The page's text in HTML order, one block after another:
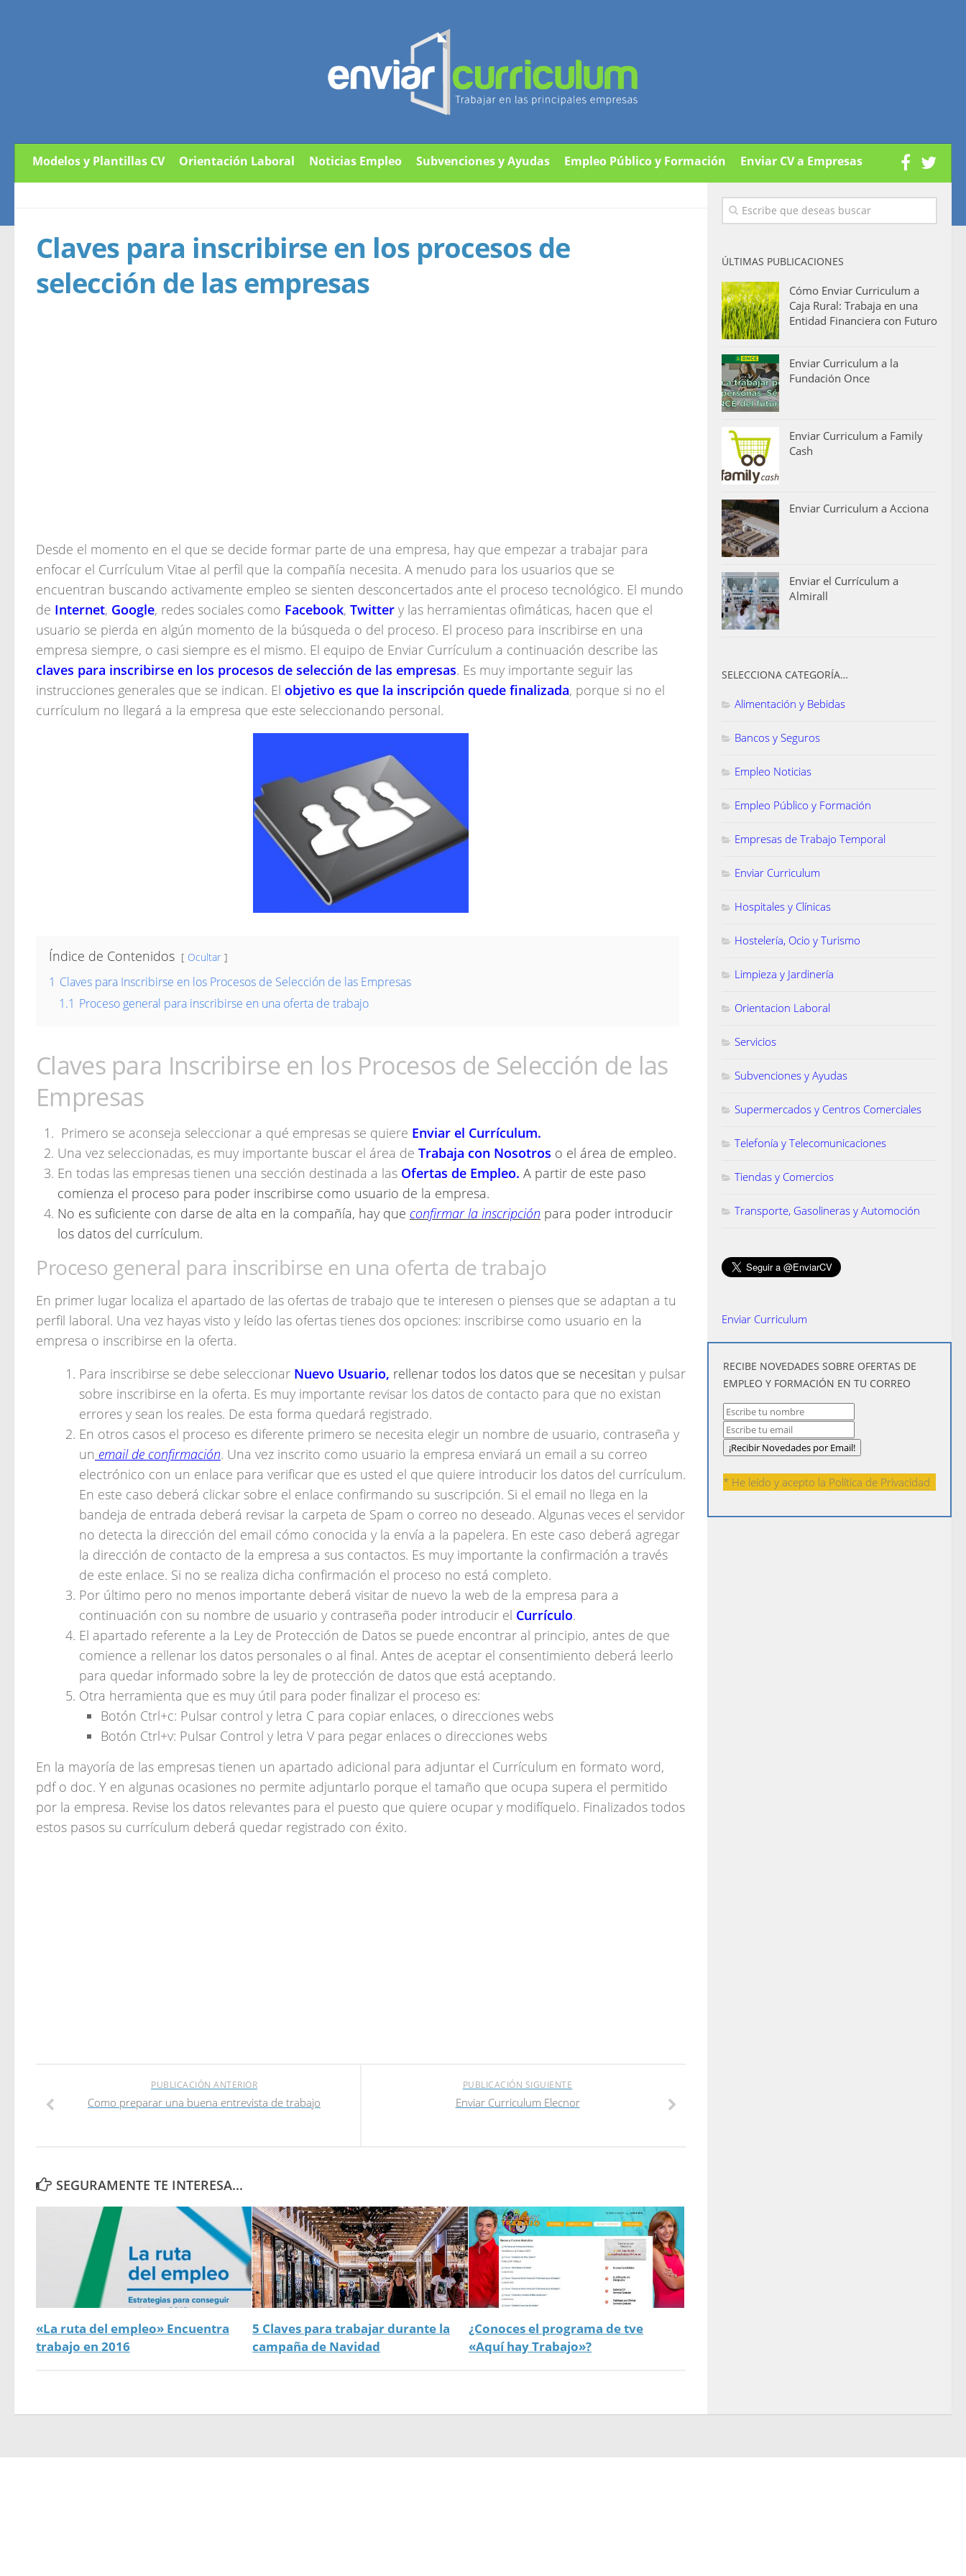
Modelos y Plantillas CV Orientación Laboral Noticias Empleo Subvenciones y Ayudas Empleo Público y Formación Enviar CV a Empresas
Claves para inscribirse en los procesos de
selección de las empresas
Desde el momento en el que se decide formar parte de una empresa, hay que empezar a trabajar para
enfocar el Currículum Vitae al perfil que la compañía necesita. A menudo para los usuarios que se
encuentran buscando activamente empleo se sienten desconcertados ante el proceso tecnológico. El mundo
de Internet, Google, redes sociales como Facebook, Twitter y las herramientas ofimáticas, hacen que el
usuario se pierda en algún momento de la búsqueda o del proceso. El proceso para inscribirse en una
empresa siempre, o casi siempre es el mismo. El equipo de Enviar Currículum a continuación describe las
claves para inscribirse en los procesos de selección de las empresas. Es muy importante seguir las
instrucciones generales que se indican. El objetivo es que la inscripción quede finalizada, porque si no el
currículum no llegará a la empresa que este seleccionando personal.
Índice de Contenidos Ocultar
1 Claves para Inscribirse en los Procesos de Selección de las Empresas
1.1 Proceso general para inscribirse en una oferta de trabajo
Claves para Inscribirse en los Procesos de Selección de las
Empresas
Primero se aconseja seleccionar a qué empresas se quiere Enviar el Currículum.
Una vez seleccionadas, es muy importante buscar el área de Trabaja con Nosotros o el área de empleo.
En todas las empresas tienen una sección destinada a las Ofertas de Empleo. A partir de este paso
comienza el proceso para poder inscribirse como usuario de la empresa.
No es suficiente con darse de alta en la compañía, hay que confirmar la inscripción para poder introducir
los datos del currículum.
Proceso general para inscribirse en una oferta de trabajo
En primer lugar localiza el apartado de las ofertas de trabajo que te interesen o pienses que se adaptan a tu
perfil laboral. Una vez hayas visto y leído las ofertas tienes dos opciones: inscribirse como usuario en la
empresa o inscribirse en la oferta.
Para inscribirse se debe seleccionar Nuevo Usuario, rellenar todos los datos que se necesitan y pulsar
sobre inscribirse en la oferta. Es muy importante revisar los datos de contacto para que no existan
errores y sean los reales. De esta forma quedará registrado.
En otros casos el proceso es diferente primero se necesita elegir un nombre de usuario, contraseña y
un email de confirmación. Una vez inscrito como usuario la empresa enviará un email a su correo
electrónico con un enlace para verificar que es usted el que quiere introducir los datos del currículum.
En este caso deberá clickar sobre el enlace confirmando su suscripción. Si el email no llega en la
bandeja de entrada deberá revisar la carpeta de Spam o correo no deseado. Algunas veces el servidor
no detecta la dirección del email cómo conocida y la envía a la papelera. En este caso deberá agregar
la dirección de contacto de la empresa a sus contactos. Es muy importante la confirmación a través
de este enlace. Si no se realiza dicha confirmación el proceso no está completo.
Por último pero no menos importante deberá visitar de nuevo la web de la empresa para a
continuación con su nombre de usuario y contraseña poder introducir el Currículo.
El apartado referente a la Ley de Protección de Datos se puede encontrar al principio, antes de que
comience a rellenar los datos personales o al final. Antes de aceptar el consentimiento deberá leerlo
para quedar informado sobre la ley de protección de datos que está aceptando.
Otra herramienta que es muy útil para poder finalizar el proceso es:
Botón Ctrl+c: Pulsar control y letra C para copiar enlaces, o direcciones webs
Botón Ctrl+v: Pulsar Control y letra V para pegar enlaces o direcciones webs
En la mayoría de las empresas tienen un apartado adicional para adjuntar el Currículum en formato word,
pdf o doc. Y en algunas ocasiones no permite adjuntarlo porque el tamaño que ocupa supera el permitido
por la empresa. Revise los datos relevantes para el puesto que quiere ocupar y modifíquelo. Finalizados todos
estos pasos su currículum deberá quedar registrado con éxito.
PUBLICACIÓN SIGUIENTE
Enviar Curriculum Elecnor
PUBLICACIÓN ANTERIOR
Como preparar una buena entrevista de trabajo
SEGURAMENTE TE INTERESA...
«La ruta del empleo» Encuentra
trabajo en 2016
5 Claves para trabajar durante la
campaña de Navidad
¿Conoces el programa de tve
«Aquí hay Trabajo»?
ÚLTIMAS PUBLICACIONES
Cómo Enviar Curriculum a
Caja Rural: Trabaja en una
Entidad Financiera con Futuro
Enviar Curriculum a la
Fundación Once
Enviar Curriculum a Family
Cash
Enviar Curriculum a Acciona
Enviar el Currículum a
Almirall
SELECCIONA CATEGORÍA…
Alimentación y Bebidas
Bancos y Seguros
Empleo Noticias
Empleo Público y Formación
Empresas de Trabajo Temporal
Enviar Curriculum
Hospitales y Clínicas
Hostelería, Ocio y Turismo
Limpieza y Jardinería
Orientacion Laboral
Servicios
Subvenciones y Ayudas
Supermercados y Centros Comerciales
Telefonía y Telecomunicaciones
Tiendas y Comercios
Transporte, Gasolineras y Automoción
Enviar Curriculum
​RECIBE NOVEDADES SOBRE OFERTAS DE
EMPLEO Y FORMACIÓN EN TU CORREO
* He leído y acepto la Política de Privacidad